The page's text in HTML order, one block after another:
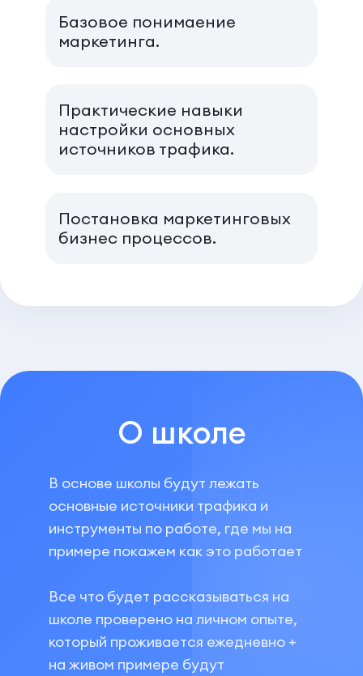
Базовое понимаение
маркетинга.
Практические навыки
настройки основных
источников трафика.
Постановка маркетинговых
бизнес процессов.
О школе
В основе школы будут лежать
основные источники трафика и
инструменты по работе, где мы на
примере покажем как это работает
Все что будет рассказываться на
школе проверено на личном опыте,
который проживается ежедневно +
на живом примере будут